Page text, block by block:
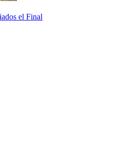
el Final